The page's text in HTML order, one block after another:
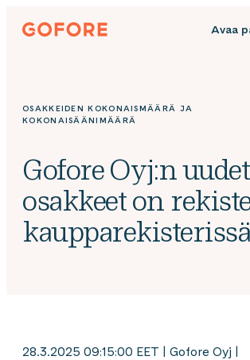
Siirry
suoraan
Gofore
knowledge
in
OSAKKEIDEN KOKONAISMÄÄRÄ JA
KOKONAISÄÄNIMÄÄRÄ
Gofore Oyj:n uudet
osakkeet on
kaupparekisterissä
28.3.2025 09:15:00 EET | Gofore Oyj |